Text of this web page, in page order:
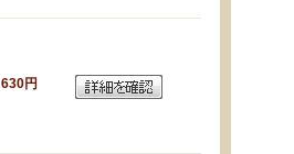
630円